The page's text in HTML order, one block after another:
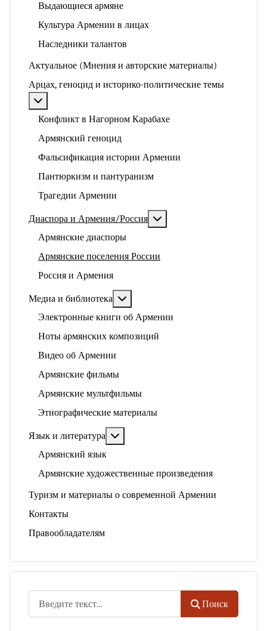
Выдающиеся армяне
Культура Армении в лицах
Наследники талантов
Актуальное (Мнения и авторские материалы)
Арцах, геноцид и историко-политические темы
Конфликт в Нагорном Карабахе
Армянский геноцид
Фальсификация истории Армении
Пантюркизм и пантуранизм
Трагедии Армении
Диаспора и Армения/Россия
Армянские диаспоры
Армянские поселения России
Россия и Армения
Медиа и библиотека
Электронные книги об Армении
Ноты армянских композиций
Видео об Армении
Армянские фильмы
Армянские мультфильмы
Этнографические материалы
Язык и литература
Армянский язык
Армянские художественные произведения
Туризм и материалы о современной Армении
Контакты
Правообладателям
Поиск